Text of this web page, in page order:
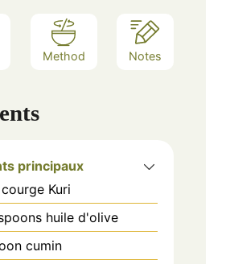
Method Notes
principaux
courge Kuri
huile d'olive
cumin